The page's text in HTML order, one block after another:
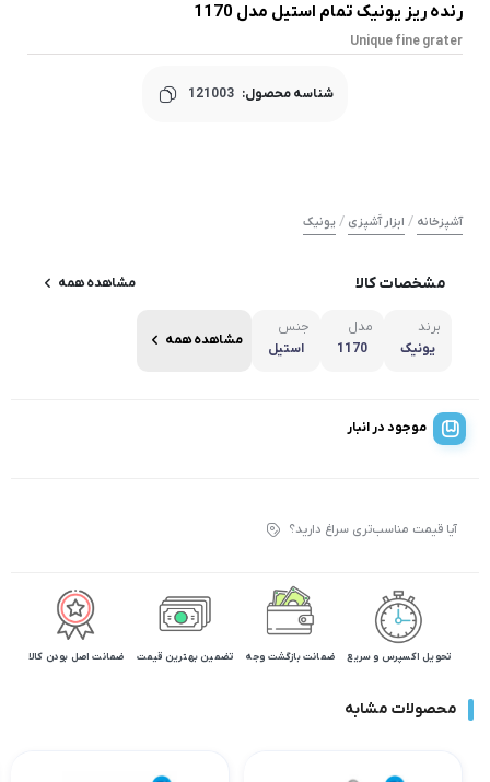
رنده ریز یونیک تمام استیل مدل 1170
Unique fine grater
شناسه محصول: 121003
آشپزخانه / ابزار آَشپزی / یونیک
مشخصات کالا مشاهده همه
برند
یونیک
مدل
1170
جنس
استیل
مشاهده همه
موجود در انبار
آیا قیمت مناسب‌تری سراغ دارید؟
تحویل اکسپرس و سریع ضمانت بازگشت وجه تضمین بهترین قیمت ضمانت اصل بودن کالا
محصولات مشابه